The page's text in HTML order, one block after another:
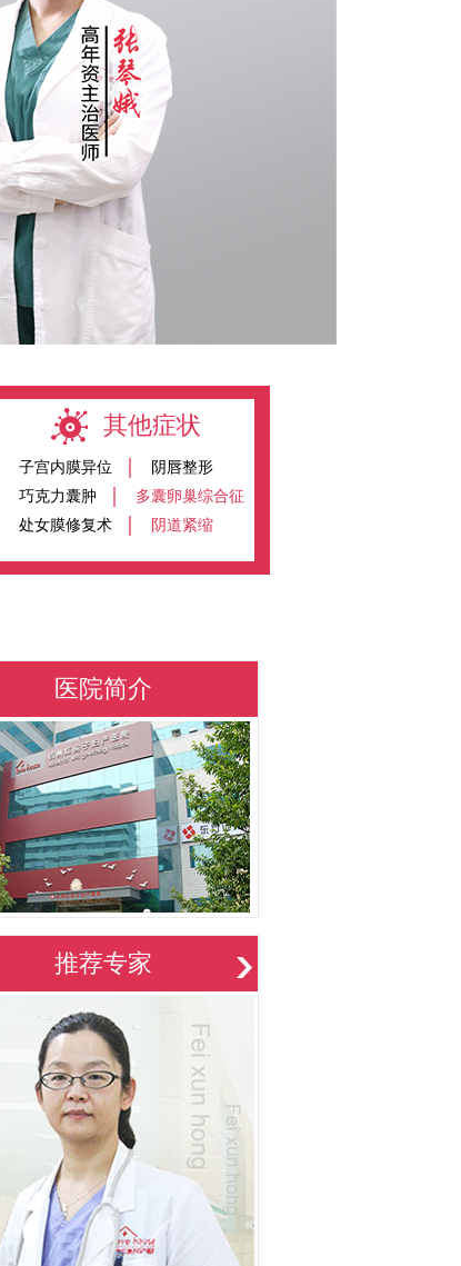
其他症状
子宫内膜异位
阴唇整形
巧克力囊肿
多囊卵巢综合征
处女膜修复术
阴道紧缩
医院简介
推荐专家